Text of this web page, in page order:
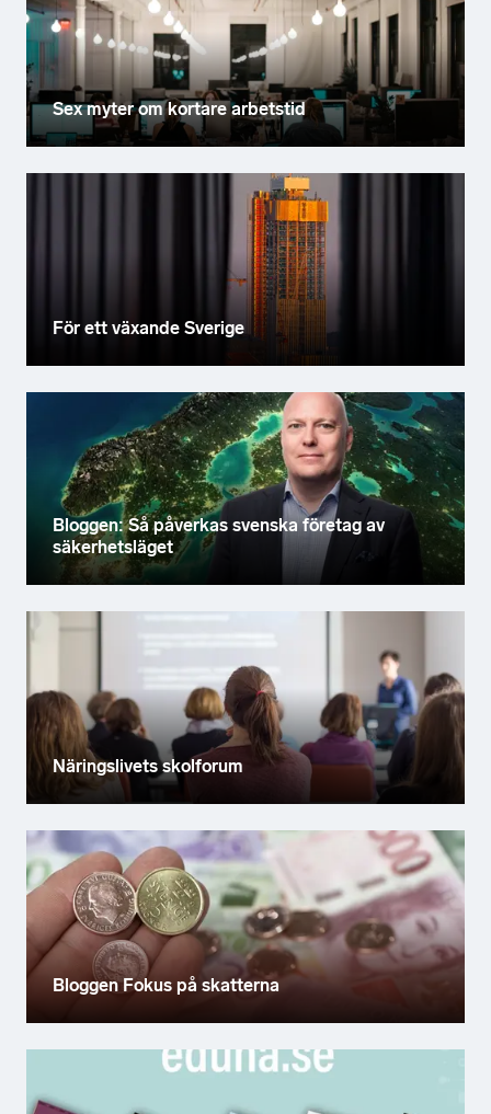
Sex myter om kortare arbetstid
För ett växande Sverige
Bloggen: Så påverkas svenska företag av
säkerhetsläget
Näringslivets skolforum
Bloggen Fokus på skatterna